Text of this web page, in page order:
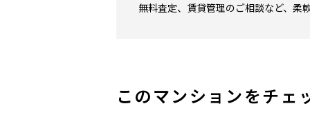
無料査定、賃貸管理のご相談など、柔
このマンションをチェ